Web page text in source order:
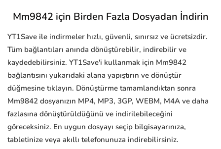
Mm9842 için Birden Fazla Dosyadan İndirin
YT1Save ile indirmeler hızlı, güvenli, sınırsız ve ücretsizdir.
Tüm bağlantıları anında dönüştürebilir, indirebilir ve
kaydedebilirsiniz. YT1Save'i kullanmak için Mm9842
bağlantısını yukarıdaki alana yapıştırın ve dönüştür
düğmesine tıklayın. Dönüştürme tamamlandıktan sonra
Mm9842 dosyanızın MP4, MP3, 3GP, WEBM, M4A ve daha
fazlasına dönüştürüldüğünü ve indirilebileceğini
göreceksiniz. En uygun dosyayı seçip bilgisayarınıza,
tabletinize veya akıllı telefonunuza indirebilirsiniz.